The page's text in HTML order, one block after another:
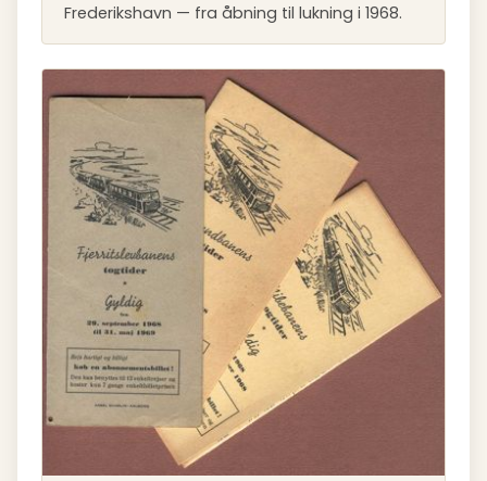
Frederikshavn — fra åbning til lukning i 1968.